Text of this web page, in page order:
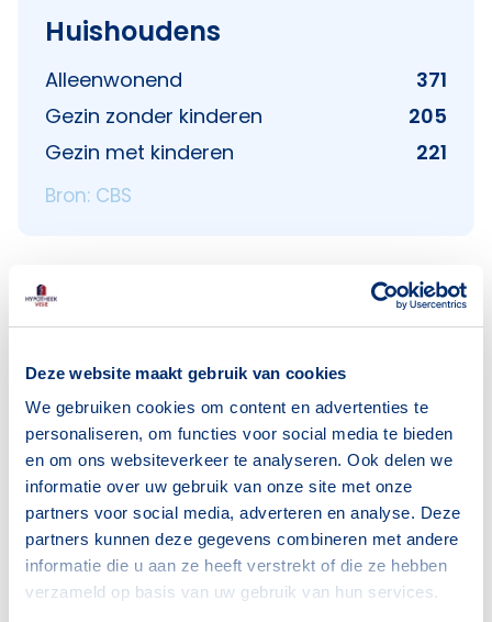
Deze website maakt gebruik van cookies
We gebruiken cookies om content en advertenties te
personaliseren, om functies voor social media te bieden
en om ons websiteverkeer te analyseren. Ook delen we
informatie over uw gebruik van onze site met onze
partners voor social media, adverteren en analyse. Deze
partners kunnen deze gegevens combineren met andere
informatie die u aan ze heeft verstrekt of die ze hebben
verzameld op basis van uw gebruik van hun services.
Huishoudens
Alleenwonend
371
Gezin zonder kinderen
205
Gezin met kinderen
221
Bron: CBS
Voorzieningen in De Slagen
Deze wijk heeft het allemaal voor je. Zo vind je
er:
Supermarkten
6
Restaurants
17